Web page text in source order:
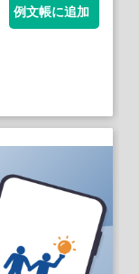
例文帳に追加